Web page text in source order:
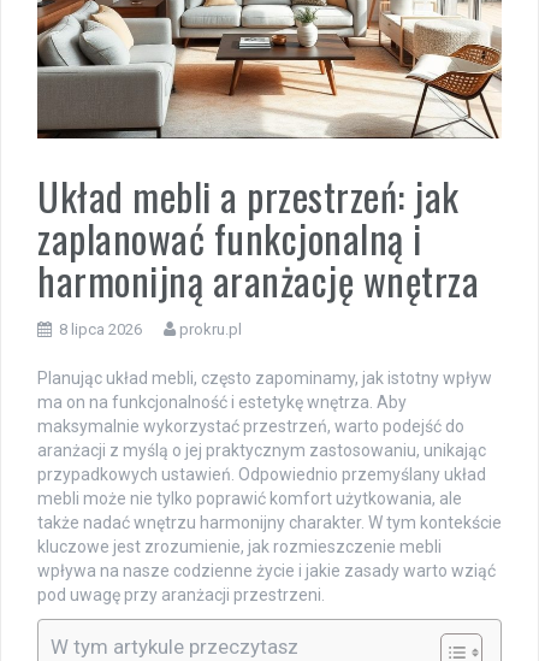
Układ mebli a przestrzeń: jak
zaplanować funkcjonalną i
harmonijną aranżację wnętrza
8 lipca 2026 prokru.pl
Planując układ mebli, często zapominamy, jak istotny wpływ
ma on na funkcjonalność i estetykę wnętrza. Aby
maksymalnie wykorzystać przestrzeń, warto podejść do
aranżacji z myślą o jej praktycznym zastosowaniu, unikając
przypadkowych ustawień. Odpowiednio przemyślany układ
mebli może nie tylko poprawić komfort użytkowania, ale
także nadać wnętrzu harmonijny charakter. W tym kontekście
kluczowe jest zrozumienie, jak rozmieszczenie mebli
wpływa na nasze codzienne życie i jakie zasady warto wziąć
pod uwagę przy aranżacji przestrzeni.
W tym artykule przeczytasz